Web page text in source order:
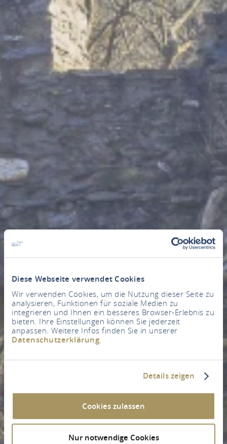
Diese Webseite verwendet Cookies
Wir verwenden Cookies, um die Nutzung dieser Seite zu
analysieren, Funktionen für soziale Medien zu
integrieren und Ihnen ein besseres Browser-Erlebnis zu
bieten. Ihre Einstellungen können Sie jederzeit
anpassen. Weitere Infos finden Sie in unserer
Datenschutzerklärung.
Details zeigen
Cookies zulassen
Nur notwendige Cookies